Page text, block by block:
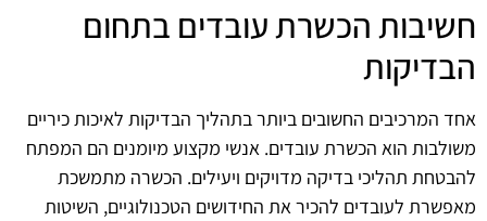
חשיבות הכשרת עובדים בתחום
הבדיקות
אחד המרכיבים החשובים ביותר בתהליך הבדיקות לאיכות כיריים
משולבות הוא הכשרת עובדים. אנשי מקצוע מיומנים הם המפתח
להבטחת תהליכי בדיקה מדויקים ויעילים. הכשרה מתמשכת
מאפשרת לעובדים להכיר את החידושים הטכנולוגיים, השיטות